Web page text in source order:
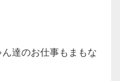
達のお仕事もまもな